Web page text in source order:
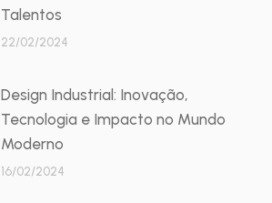
Talentos
22/02/2024
Design Industrial: Inovação,
Tecnologia e Impacto no Mundo
Moderno
16/02/2024